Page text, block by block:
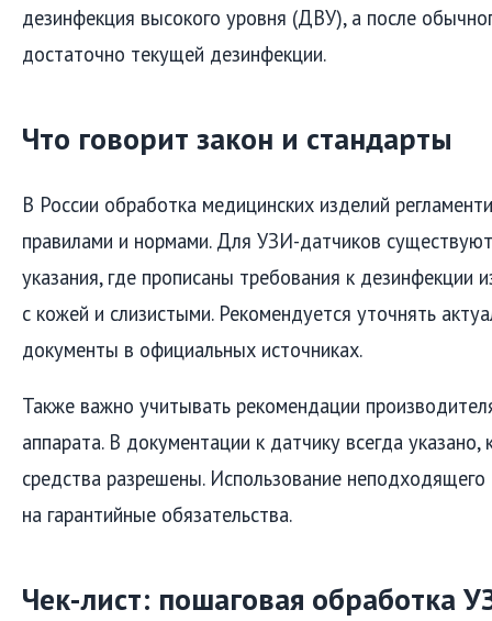
дезинфекция высокого уровня (ДВУ), а после
достаточно текущей дезинфекции.
Что говорит закон и стандарты
В России обработка медицинских изделий
правилами и нормами. Для УЗИ-датчиков
указания, где прописаны требования к дезинфекции
с кожей и слизистыми. Рекомендуется уточнять
документы в официальных источниках.
Также важно учитывать рекомендации
аппарата. В документации к датчику всегда
средства разрешены. Использование
на гарантийные обязательства.
Чек-лист: пошаговая обработка